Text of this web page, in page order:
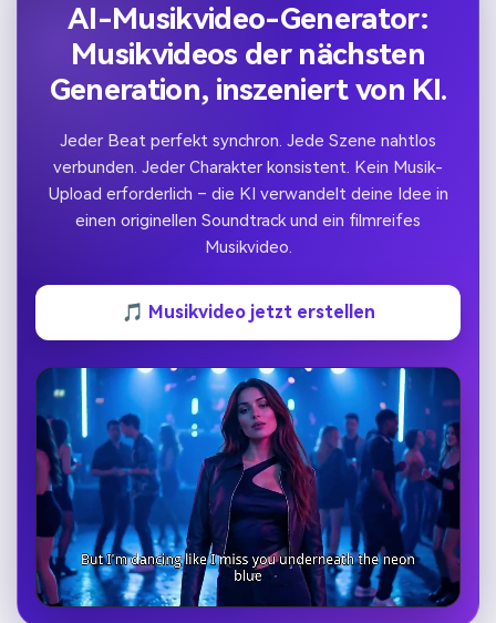
AI-Musikvideo-Generator:
Musikvideos der nächsten
Generation, inszeniert von KI.
Jeder Beat perfekt synchron. Jede Szene nahtlos
verbunden. Jeder Charakter konsistent. Kein Musik-
Upload erforderlich – die KI verwandelt deine Idee in
einen originellen Soundtrack und ein filmreifes
Musikvideo.
🎵 Musikvideo jetzt erstellen